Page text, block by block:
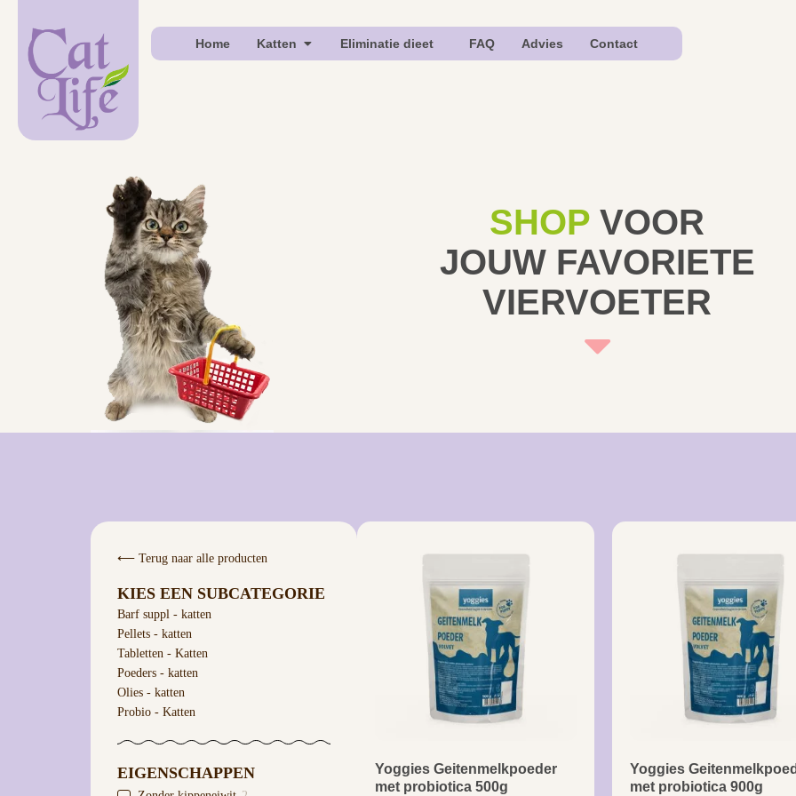
Home Katten Eliminatie dieet FAQ Advies Contact
SHOP VOOR
JOUW FAVORIETE
VIERVOETER
⟵ Terug naar alle producten
KIES EEN SUBCATEGORIE
Barf suppl - katten
Pellets - katten
Tabletten - Katten
Poeders - katten
Olies - katten
Probio - Katten
EIGENSCHAPPEN
Yoggies Geitenmelkpoeder
met probiotica 500g
Yoggies
met probiotica 900g